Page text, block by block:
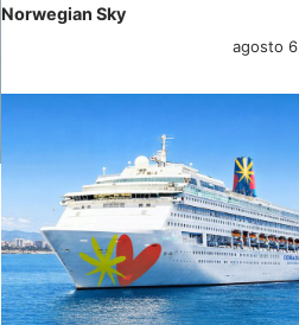
Norwegian Sky
agosto